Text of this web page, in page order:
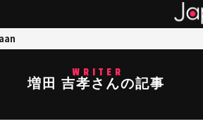
WRITER
増田 吉孝さんの記事